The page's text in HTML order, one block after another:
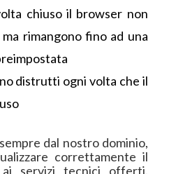
chiuso il browser non
rimangono fino ad una
distrutti ogni volta che il
dal nostro dominio,
correttamente il
servizi tecnici offerti,